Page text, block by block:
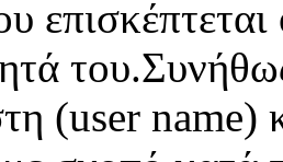
(user name)